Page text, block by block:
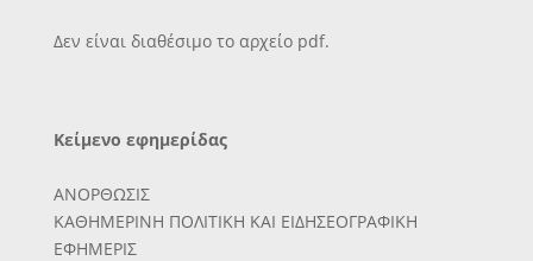
Δεν είναι διαθέσιμο το αρχείο pdf.
Κείμενο εφημερίδας
ΑΝΟΡΘΩΣΙΣ
ΚΑΘΗΜΕΡΙΝΗ ΠΟΛΙΤΙΚΗ ΚΑΙ ΕΙΔΗΣΕΟΓΡΑΦΙΚΗ
ΕΦΗΜΕΡΙΣ